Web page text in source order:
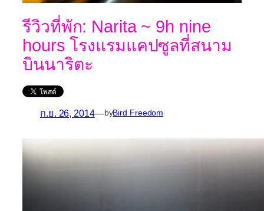
รีวิวที่พัก: Narita ~ 9h nine
hours โรงแรมแคปซูลที่สนาม
บินนาริตะ
ก.ย. 26, 2014—byBird Freedom